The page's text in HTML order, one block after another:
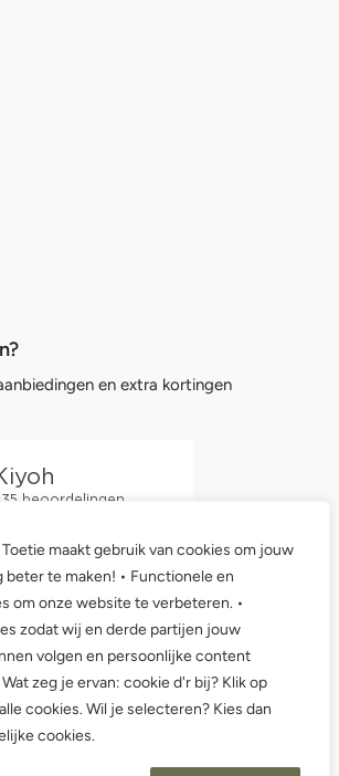
maakt gebruik van cookies om jouw
beter te maken! • Functionele en
om onze website te verbeteren. •
zodat wij en derde partijen jouw
volgen en persoonlijke content
zeg je ervan: cookie d'r bij? Klik op
cookies. Wil je selecteren? Kies dan
cookies.
en extra kortingen
voorwaarden •
Toetie Babykleding en Kinderkleding